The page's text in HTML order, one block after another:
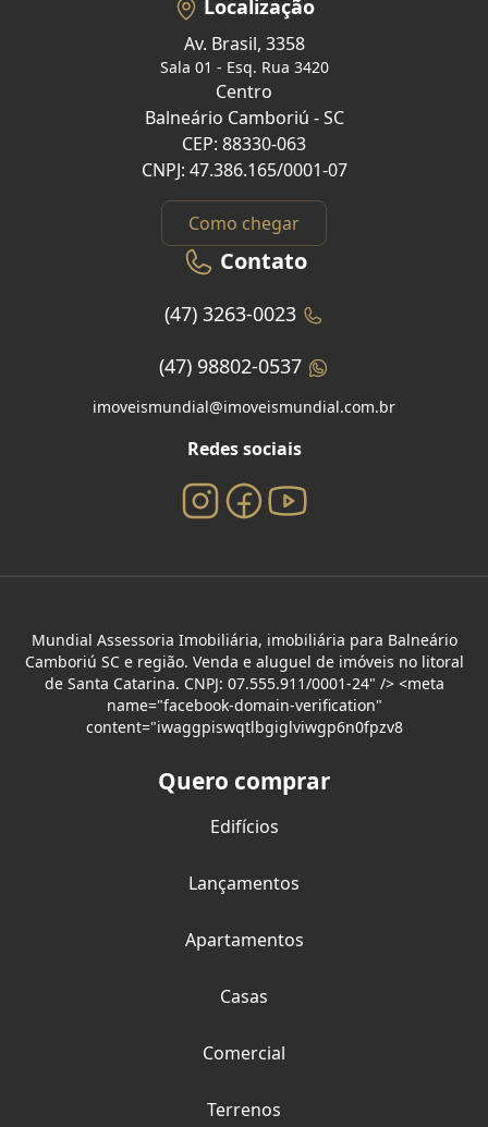
Localização
Av. Brasil, 3358
Sala 01 - Esq. Rua 3420
Centro
Balneário Camboriú - SC
CEP: 88330-063
CNPJ: 47.386.165/0001-07
Como chegar
Contato
(47) 3263-0023
(47) 98802-0537
imoveismundial@imoveismundial.com.br
Redes sociais
Mundial Assessoria Imobiliária, imobiliária para Balneário
Camboriú SC e região. Venda e aluguel de imóveis no litoral
de Santa Catarina. CNPJ: 07.555.911/0001-24" /> <meta
name="facebook-domain-verification"
content="iwaggpiswqtlbgiglviwgp6n0fpzv8
Quero comprar
Edifícios
Lançamentos
Apartamentos
Casas
Comercial
Terrenos